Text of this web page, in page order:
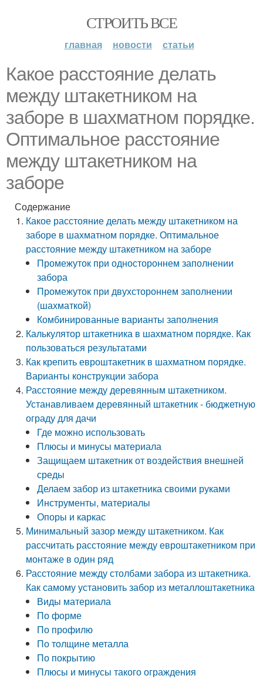
СТРОИТЬ ВСЕ
главная новости статьи
Какое расстояние делать
между штакетником на
заборе в шахматном порядке.
Оптимальное расстояние
между штакетником на
заборе
Содержание
Какое расстояние делать между штакетником на
заборе в шахматном порядке. Оптимальное
расстояние между штакетником на заборе
Промежуток при одностороннем заполнении
забора
Промежуток при двухстороннем заполнении
(шахматкой)
Комбинированные варианты заполнения
Калькулятор штакетника в шахматном порядке. Как
пользоваться результатами
Как крепить евроштакетник в шахматном порядке.
Варианты конструкции забора
Расстояние между деревянным штакетником.
Устанавливаем деревянный штакетник - бюджетную
ограду для дачи
Где можно использовать
Плюсы и минусы материала
Защищаем штакетник от воздействия внешней
среды
Делаем забор из штакетника своими руками
Инструменты, материалы
Опоры и каркас
Минимальный зазор между штакетником. Как
рассчитать расстояние между евроштакетником при
монтаже в один ряд
Расстояние между столбами забора из штакетника.
Как самому установить забор из металлоштакетника
Виды материала
По форме
По профилю
По толщине металла
По покрытию
Плюсы и минусы такого ограждения